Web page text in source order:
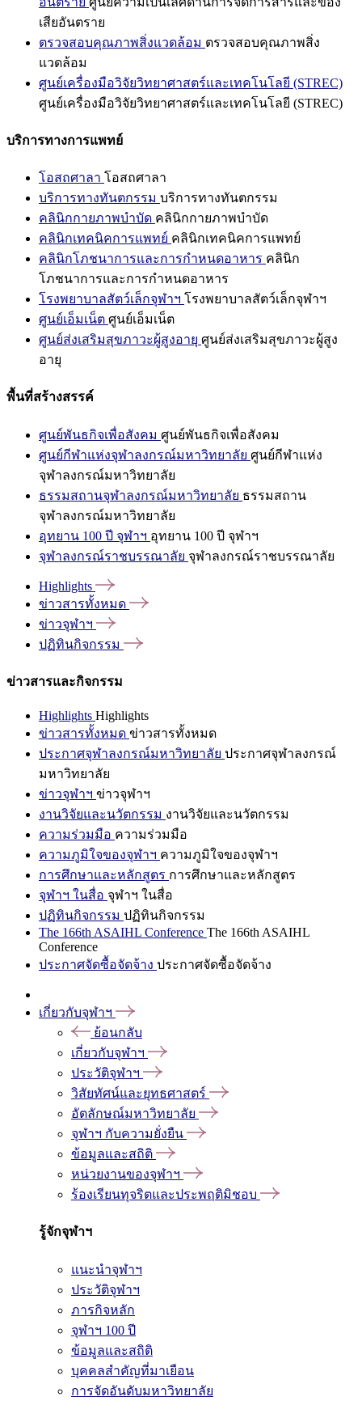
เสียอันตราย
ตรวจสอบคุณภาพสิ่งแวดล้อม ตรวจสอบคุณภาพสิ่ง
แวดล้อม
ศูนย์เครื่องมือวิจัยวิทยาศาสตร์และเทคโนโลยี (STREC)
ศูนย์เครื่องมือวิจัยวิทยาศาสตร์และเทคโนโลยี (STREC)
บริการทางการแพทย์
โอสถศาลา โอสถศาลา
บริการทางทันตกรรม บริการทางทันตกรรม
คลินิกกายภาพบำบัด คลินิกกายภาพบำบัด
คลินิกเทคนิคการแพทย์ คลินิกเทคนิคการแพทย์
คลินิกโภชนาการและการกำหนดอาหาร คลินิก
โภชนาการและการกำหนดอาหาร
โรงพยาบาลสัตว์เล็กจุฬาฯ โรงพยาบาลสัตว์เล็กจุฬาฯ
ศูนย์เอ็มเน็ต ศูนย์เอ็มเน็ต
ศูนย์ส่งเสริมสุขภาวะผู้สูงอายุ ศูนย์ส่งเสริมสุขภาวะผู้สูง
อายุ
พื้นที่สร้างสรรค์
ศูนย์พันธกิจเพื่อสังคม ศูนย์พันธกิจเพื่อสังคม
ศูนย์กีฬาแห่งจุฬาลงกรณ์มหาวิทยาลัย ศูนย์กีฬาแห่ง
จุฬาลงกรณ์มหาวิทยาลัย
ธรรมสถานจุฬาลงกรณ์มหาวิทยาลัย ธรรมสถาน
จุฬาลงกรณ์มหาวิทยาลัย
อุทยาน 100 ปี จุฬาฯ อุทยาน 100 ปี จุฬาฯ
จุฬาลงกรณ์ราชบรรณาลัย จุฬาลงกรณ์ราชบรรณาลัย
Highlights
ข่าวสารทั้งหมด
ข่าวจุฬาฯ
ปฏิทินกิจกรรม
ข่าวสารและกิจกรรม
Highlights Highlights
ข่าวสารทั้งหมด ข่าวสารทั้งหมด
ประกาศจุฬาลงกรณ์มหาวิทยาลัย ประกาศจุฬาลงกรณ์
มหาวิทยาลัย
ข่าวจุฬาฯ ข่าวจุฬาฯ
งานวิจัยและนวัตกรรม งานวิจัยและนวัตกรรม
ความร่วมมือ ความร่วมมือ
ความภูมิใจของจุฬาฯ ความภูมิใจของจุฬาฯ
การศึกษาและหลักสูตร การศึกษาและหลักสูตร
จุฬาฯ ในสื่อ จุฬาฯ ในสื่อ
ปฏิทินกิจกรรม ปฏิทินกิจกรรม
The 166th ASAIHL Conference The 166th ASAIHL
Conference
ประกาศจัดซื้อจัดจ้าง ประกาศจัดซื้อจัดจ้าง
เกี่ยวกับจุฬาฯ
ย้อนกลับ
เกี่ยวกับจุฬาฯ
ประวัติจุฬาฯ
วิสัยทัศน์และยุทธศาสตร์
อัตลักษณ์มหาวิทยาลัย
จุฬาฯ กับความยั่งยืน
ข้อมูลและสถิติ
หน่วยงานของจุฬาฯ
ร้องเรียนทุจริตและประพฤติมิชอบ
รู้จักจุฬาฯ
แนะนำจุฬาฯ
ประวัติจุฬาฯ
ภารกิจหลัก
จุฬาฯ 100 ปี
ข้อมูลและสถิติ
บุคคลสำคัญที่มาเยือน
การจัดอันดับมหาวิทยาลัย